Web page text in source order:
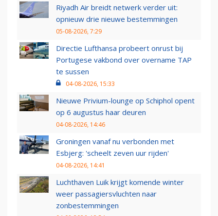
Riyadh Air breidt netwerk verder uit:
opnieuw drie nieuwe bestemmingen
05-08-2026, 7:29
Directie Lufthansa probeert onrust bij
Portugese vakbond over overname TAP
te sussen
04-08-2026, 15:33
Nieuwe Privium-lounge op Schiphol opent
op 6 augustus haar deuren
04-08-2026, 14:46
Groningen vanaf nu verbonden met
Esbjerg: 'scheelt zeven uur rijden'
04-08-2026, 14:41
Luchthaven Luik krijgt komende winter
weer passagiersvluchten naar
zonbestemmingen